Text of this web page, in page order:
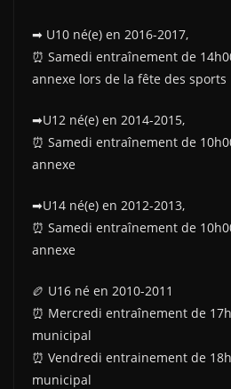
➡ U10 né(e) en 2016-2017,
⏰ Samedi entraînement de
annexe lors de la fête des sports
➡U12 né(e) en 2014-2015,
⏰ Samedi entraînement de
annexe
➡U14 né(e) en 2012-2013,
⏰ Samedi entraînement de
annexe
🏉 U16 né en 2010-2011
⏰ Mercredi entraînement de
municipal
⏰ Vendredi entrainement de
municipal